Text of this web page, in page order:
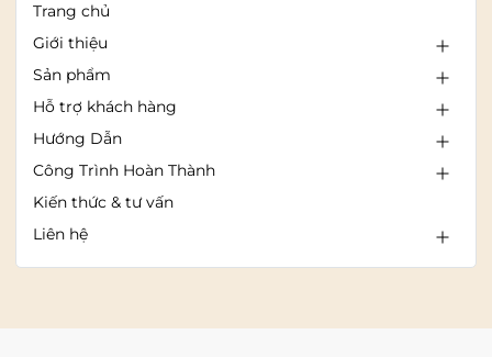
Trang chủ
Giới thiệu
Sản phẩm
Hỗ trợ khách hàng
Hướng Dẫn
Công Trình Hoàn Thành
Kiến thức & tư vấn
Liên hệ